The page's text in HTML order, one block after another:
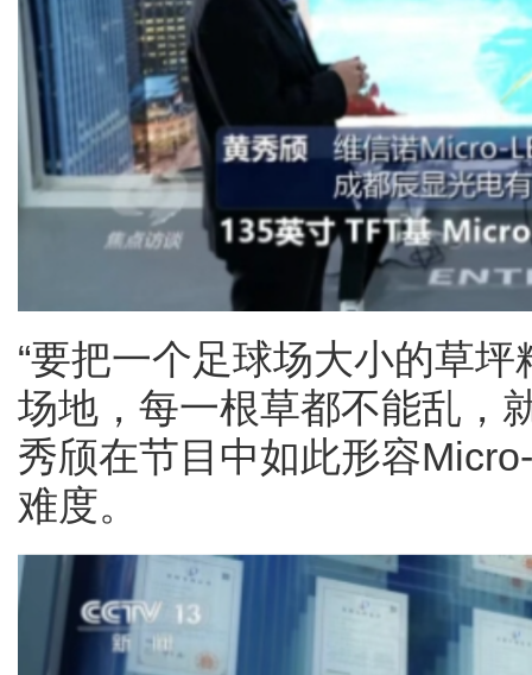
“要把一个足球场大小的草
场地，每一根草都不能乱，
秀颀在节目中如此形容
难度。